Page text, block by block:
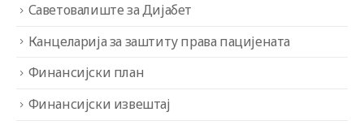
Саветовалиште за Дијабет
Канцеларија за заштиту права пацијената
Финансијски план
Финансијски извештај